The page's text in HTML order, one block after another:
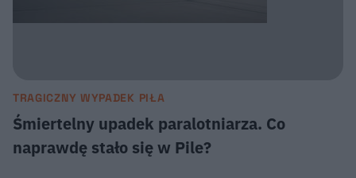
TRAGICZNY WYPADEK PIŁA
Śmiertelny upadek paralotniarza. Co
naprawdę stało się w Pile?